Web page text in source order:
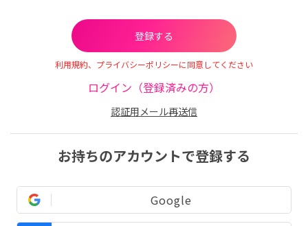
利用規約、プライバシーポリシーに同意してください
ログイン（登録済みの方）
認証用メール再送信
お持ちのアカウントで登録する
Google